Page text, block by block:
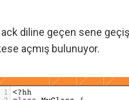
diline geçen sene geçiş
açmış bulunuyor.